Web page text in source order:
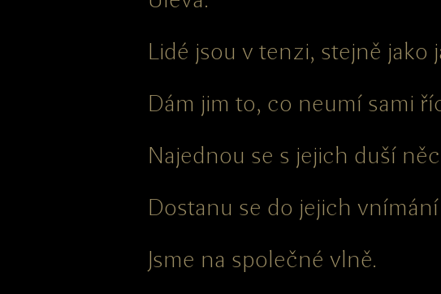
Lidé jsou v tenzi, stejně jako
Dám jim to, co neumí sami
Najednou se s jejich duší
Dostanu se do jejich vnímání
Jsme na společné vlně.